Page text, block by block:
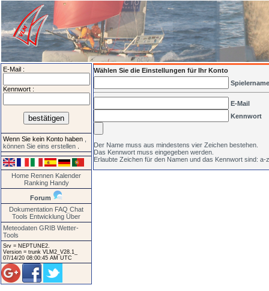
E-Mail :
Kennwort :
Wenn Sie kein Konto haben
können Sie eins erstellen
Home Rennen Kalender
Ranking Handy
Forum
Dokumentation FAQ Chat
Tools Entwicklung Über
Meteodaten GRIB Wetter-
Tools
Srv = NEPTUNE2.
Version = trunk VLM2_V28.1_
07/14/20 08:00:45 AM UTC
Wählen Sie die Einstellungen für Ihr Konto
Spielername
E-Mail
Kennwort
Der Name muss aus mindestens vier Zeichen bestehen.
Das Kennwort muss eingegeben werden.
Erlaubte Zeichen für den Namen und das Kennwort sind: a-